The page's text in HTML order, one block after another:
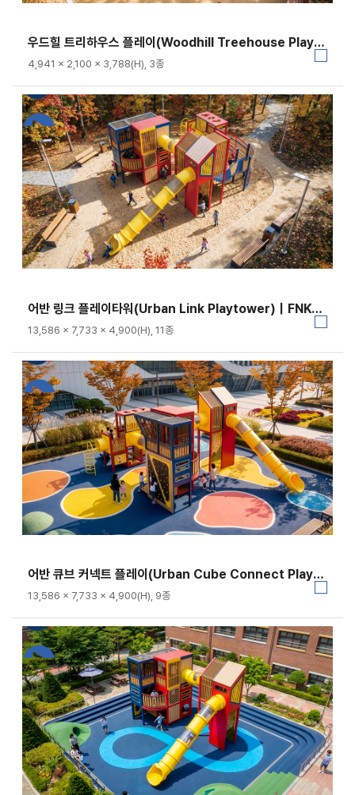
우드힐 트리하우스 플레이(Woodhill Treehouse Play)｜GGPG-020-5
4,941 × 2,100 × 3,788(H), 3종
어반 링크 플레이타워(Urban Link Playtower)｜FNK-036B
13,586 × 7,733 × 4,900(H), 11종
어반 큐브 커넥트 플레이(Urban Cube Connect Play)｜FNK-036C-1
13,586 × 7,733 × 4,900(H), 9종